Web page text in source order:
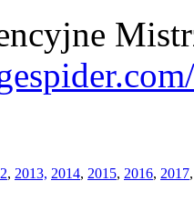
, 2013, 2014, 2015, 2016, 2017